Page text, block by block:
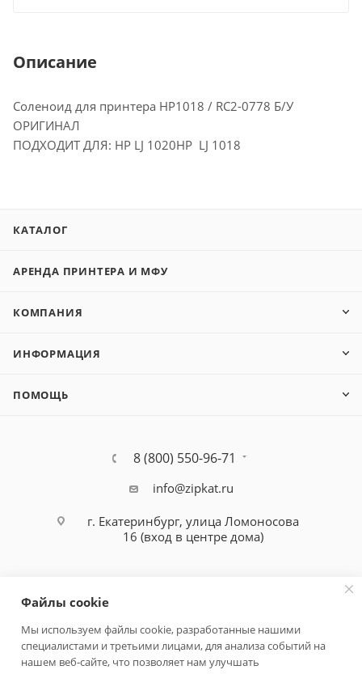
Описание
Соленоид для принтера HP1018 / RC2-0778 Б/У
ОРИГИНАЛ
ПОДХОДИТ ДЛЯ: HP LJ 1020HP LJ 1018
КАТАЛОГ
АРЕНДА ПРИНТЕРА И МФУ
КОМПАНИЯ
ИНФОРМАЦИЯ
ПОМОЩЬ
8 (800) 550-96-71
info@zipkat.ru
г. Екатеринбург, улица Ломоносова
16 (вход в центре дома)
Политика конфиденциальности
Файлы cookie
Мы используем файлы cookie, разработанные нашими
специалистами и третьими лицами, для анализа событий на
нашем веб-сайте, что позволяет нам улучшать